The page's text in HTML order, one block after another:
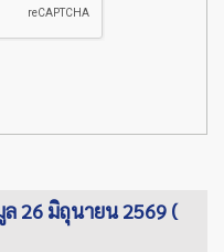
26 มิถุนายน 2569 (